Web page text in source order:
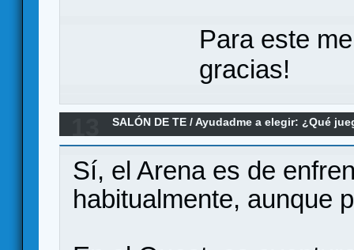
Para este
gracias!
SALÓN DE TE /Ayudadme a elegir: ¿Qué
recomendais Krosmaster Quest???
Sí, el Arena es de
habitualmente, aunque